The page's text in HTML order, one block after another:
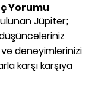
Yorumu
Jüpiter;
deneyimlerinizi
karşı karşıya